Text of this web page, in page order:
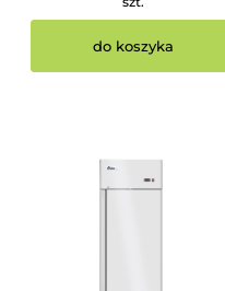
do koszyka